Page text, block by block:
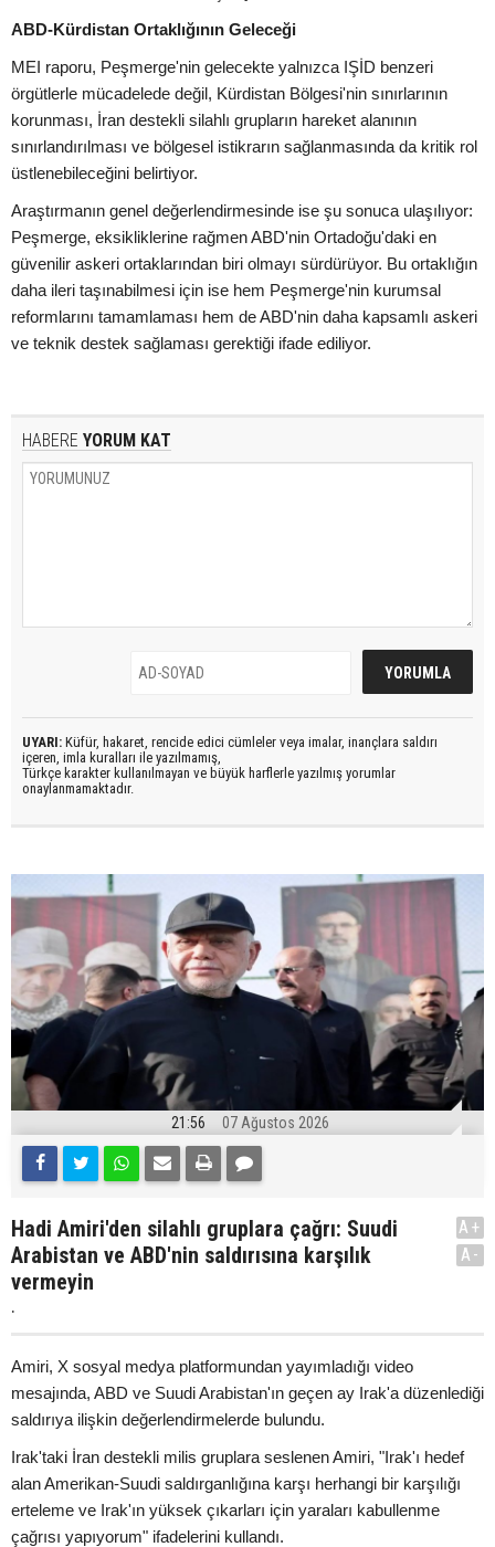
ABD-Kürdistan Ortaklığının Geleceği
MEI raporu, Peşmerge'nin gelecekte yalnızca IŞİD benzeri
örgütlerle mücadelede değil, Kürdistan Bölgesi'nin sınırlarının
korunması, İran destekli silahlı grupların hareket alanının
sınırlandırılması ve bölgesel istikrarın sağlanmasında da kritik rol
üstlenebileceğini belirtiyor.
Araştırmanın genel değerlendirmesinde ise şu sonuca ulaşılıyor:
Peşmerge, eksikliklerine rağmen ABD'nin Ortadoğu'daki en
güvenilir askeri ortaklarından biri olmayı sürdürüyor. Bu ortaklığın
daha ileri taşınabilmesi için ise hem Peşmerge'nin kurumsal
reformlarını tamamlaması hem de ABD'nin daha kapsamlı askeri
ve teknik destek sağlaması gerektiği ifade ediliyor.
HABERE YORUM KAT
UYARI: Küfür, hakaret, rencide edici cümleler veya imalar, inançlara saldırı
içeren, imla kuralları ile yazılmamış,
Türkçe karakter kullanılmayan ve büyük harflerle yazılmış yorumlar
onaylanmamaktadır.
21:56 07 Ağustos 2026
Hadi Amiri'den silahlı gruplara çağrı: Suudi
Arabistan ve ABD'nin saldırısına karşılık
vermeyin
.
A+
A-
Amiri, X sosyal medya platformundan yayımladığı video
mesajında, ABD ve Suudi Arabistan'ın geçen ay Irak'a düzenlediği
saldırıya ilişkin değerlendirmelerde bulundu.
Irak'taki İran destekli milis gruplara seslenen Amiri, "Irak'ı hedef
alan Amerikan-Suudi saldırganlığına karşı herhangi bir karşılığı
erteleme ve Irak'ın yüksek çıkarları için yaraları kabullenme
çağrısı yapıyorum" ifadelerini kullandı.